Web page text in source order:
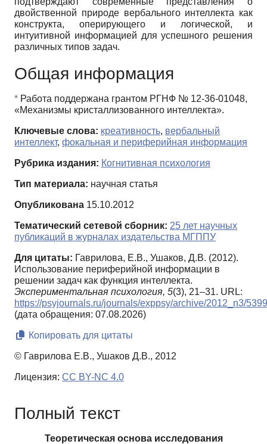
двойственной природе вербального интеллекта как
конструкта, оперирующего и логической, и
интуитивной информацией для успешного решения
различных типов задач.
Общая информация
* Работа поддержана грантом РГНФ № 12-36-01048,
«Механизмы кристаллизованного интеллекта».
Ключевые слова: креативность, вербальный
интеллект, фокальная и периферийная информация
Рубрика издания: Когнитивная психология
Тип материала: научная статья
Опубликована 15.10.2012
Тематический сетевой сборник: 25 лет научных
публикаций в журналах издательства МГППУ
Для цитаты: Гаврилова, Е.В., Ушаков, Д.В. (2012).
Использование периферийной информации в
решении задач как функция интеллекта.
Экспериментальная психология, 5(3), 21–31. URL:
https://psyjournals.ru/journals/exppsy/archive/2012_n3/
(дата обращения: 07.08.2026)
Копировать для цитаты
© Гаврилова Е.В., Ушаков Д.В., 2012
Лицензия: CC BY-NC 4.0
Полный текст
Теоретическая основа исследования